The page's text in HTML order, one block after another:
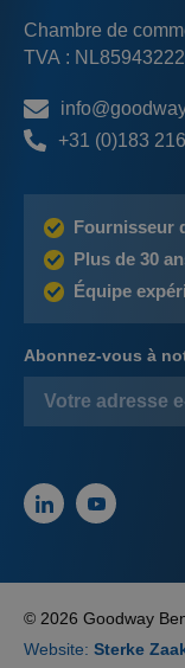
Chambre de
TVA :
+31 (0)183
Fournisseur
Plus de 30
Équipe
Abonnez-vous à
© 2026 Goodway
Website: Sterke